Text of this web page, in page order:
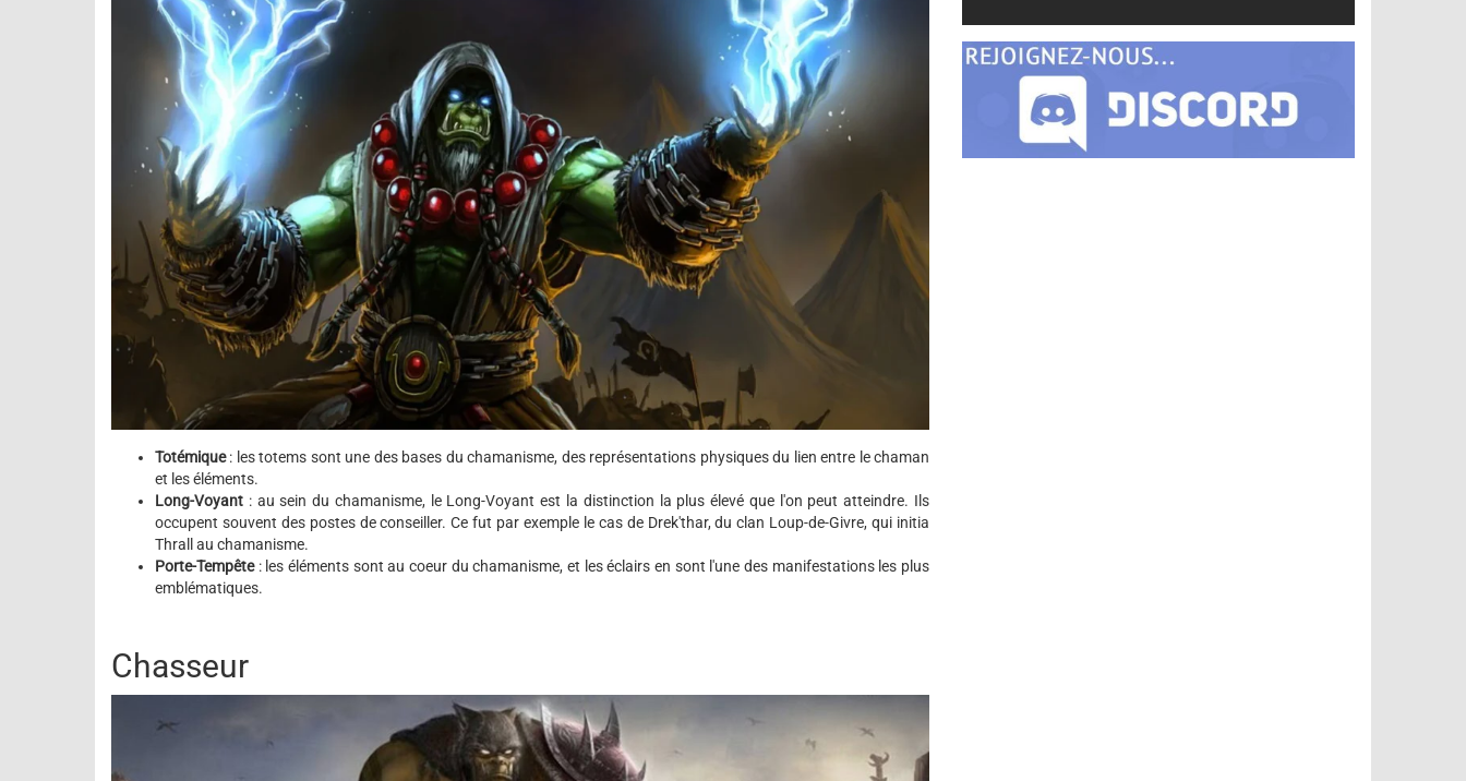
Totémique: les totems sont une des bases du chamanisme, des représentations physiques du lien entre le chaman
et les éléments.
Long-Voyant : au sein du chamanisme, le Long-Voyant est la distinction la plus élevé que l'on peut atteindre. Ils
occupent souvent des postes de conseiller. Ce fut par exemple le cas de Drek'thar, du clan Loup-de-Givre, qui initia
Thrall au chamanisme.
Porte-Tempête: les éléments sont au coeur du chamanisme, et les éclairs en sont l'une des manifestations les plus
emblématiques.
Chasseur